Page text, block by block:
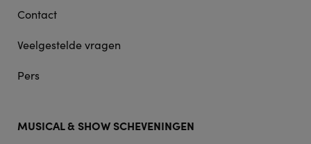
Contact
Veelgestelde vragen
Pers
MUSICAL & SHOW SCHEVENINGEN